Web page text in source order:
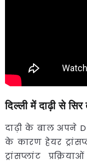
दिल्ली में दाढ़ी से
दाढ़ी के बाल अपने
के कारण हेयर
ट्रांसप्लांट